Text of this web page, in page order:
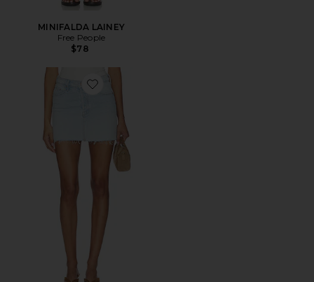
MINIFALDA LAINEY
Free People
$78
Favorite MINIFALDA VAGABOND